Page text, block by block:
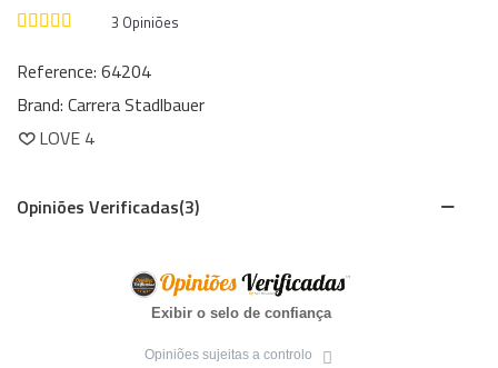
3 Opiniões
Reference: 64204
Brand: Carrera Stadlbauer
LOVE 4
Opiniões Verificadas(3)
Exibir o selo de confiança
Opiniões sujeitas a controlo